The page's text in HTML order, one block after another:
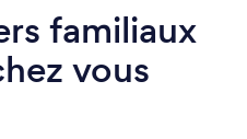
familiaux
vous